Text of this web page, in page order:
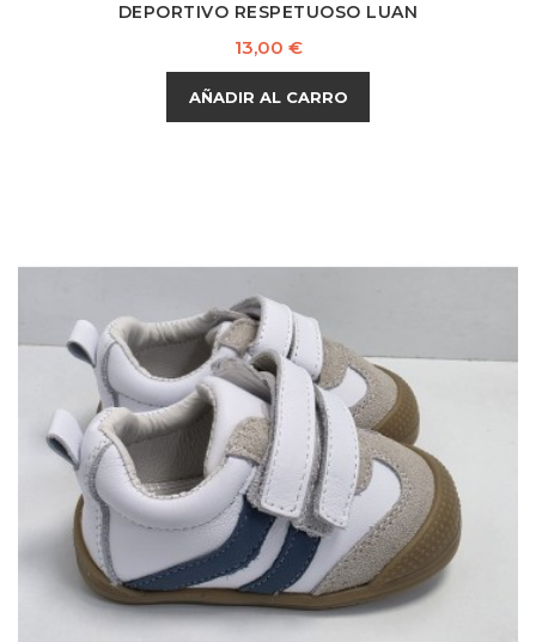
DEPORTIVO RESPETUOSO LUAN
Precio
13,00 €
AÑADIR AL CARRO